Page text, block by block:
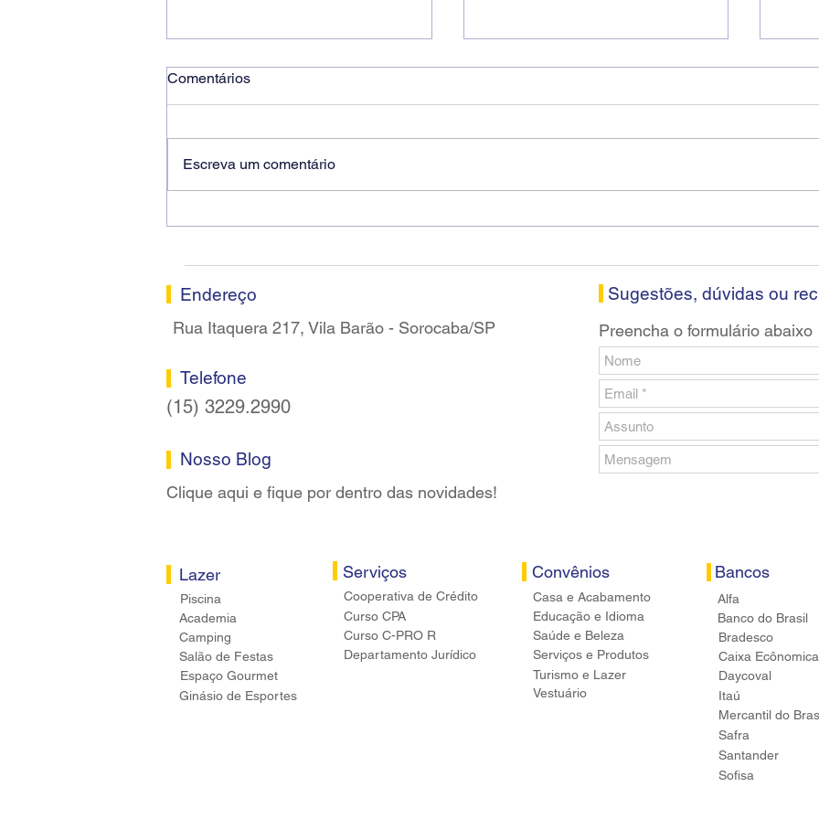
Comentários
Escreva um comentário
Endereço
Rua Itaquera 217, Vila Barão - Sorocaba/SP
Telefone
(15) 3229.2990
Nosso Blog
Clique aqui e fique por dentro das novidades!
Lazer
Piscina
Academia
Camping
Salão de Festas
Espaço Gourmet
Ginásio de Esportes
Serviços
Cooperativa de Crédito
Curso CPA
Curso C-PRO R
Departamento Jurídico
Sugestões, dúvidas ou
Preencha o formulário abaixo
Convênios
Casa e Acabamento
Educação e Idioma
Saúde e Beleza
Serviços e Produtos
Turismo e Lazer
Vestuário
Bancos
Alfa
Banco do Brasil
Bradesco
Caixa
Daycoval
Itaú
Mercantil do
Safra
Santander
Sofisa